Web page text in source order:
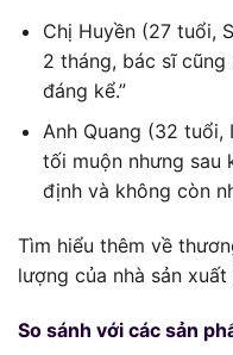
Chị Huyền (27 tuổi,
2 tháng, bác sĩ
đáng kể.”
Anh Quang (32 tuổi,
tối muộn nhưng sau
định và không còn
Tìm hiểu thêm về
lượng của nhà sản xuất
So sánh với các sản